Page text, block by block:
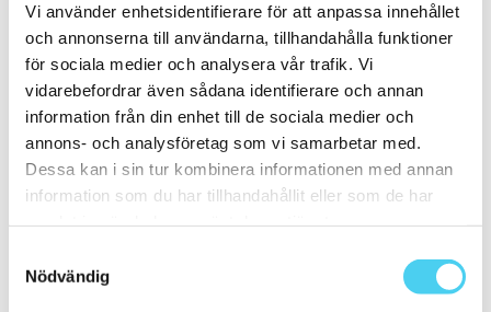
Vi använder enhetsidentifierare för att anpassa innehållet
och annonserna till användarna, tillhandahålla funktioner
för sociala medier och analysera vår trafik. Vi
vidarebefordrar även sådana identifierare och annan
information från din enhet till de sociala medier och
annons- och analysföretag som vi samarbetar med.
Dessa kan i sin tur kombinera informationen med annan
information som du har tillhandahållit eller som de har
Nödvändig
20x20 cm(5)
20x10 cm(1)
ca 20x60 cm(1)
20x60 cm
Mellan (25 - 50 cm)(24)
ca 30x(23)
ca 30x10 cm (1)
30x10 cm
ca 30x30 cm(11)
30x30 cm(11)